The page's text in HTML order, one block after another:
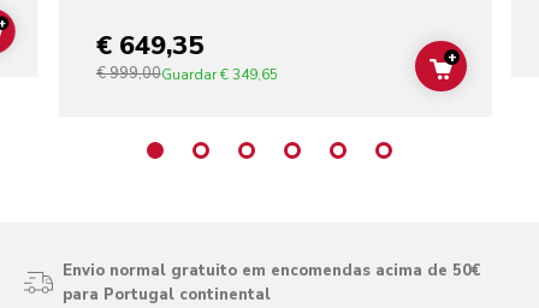
ADD TO CART€ 649,35
€ 999,00Guardar€ 349,65 ADD TO
+
Envio normal gratuito em encomendas acima de 50€
para Portugal continental